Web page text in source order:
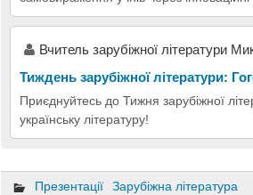
Вчитель зарубіжної літератури
Тиждень зарубіжної літератури:
Приєднуйтесь до Тижня зарубіжної
українську літературу!
Презентації Зарубіжна література